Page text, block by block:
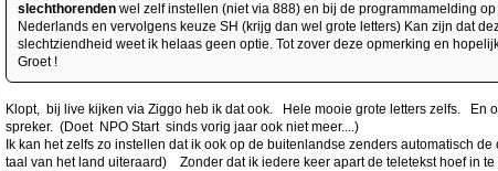
slechthorenden wel zelf instellen (niet via 888) en bij de programmamelding
Nederlands en vervolgens keuze SH (krijg dan wel grote letters) Kan zijn dat
slechtziendheid weet ik helaas geen optie. Tot zover deze opmerking en
Groet !
Klopt, bij live kijken via Ziggo heb ik dat ook. Hele mooie grote letters zelfs. En
spreker. (Doet NPO Start sinds vorig jaar ook niet meer....)
Ik kan het zelfs zo instellen dat ik ook op de buitenlandse zenders automatisch
taal van het land uiteraard) Zonder dat ik iedere keer apart de teletekst hoef in